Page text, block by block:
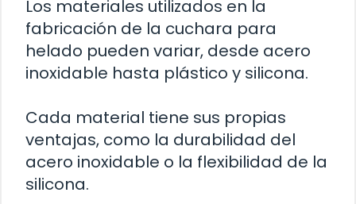
Los materiales utilizados en la
fabricación de la cuchara para
helado pueden variar, desde acero
inoxidable hasta plástico y silicona.
Cada material tiene sus propias
ventajas, como la durabilidad del
acero inoxidable o la flexibilidad de la
silicona.